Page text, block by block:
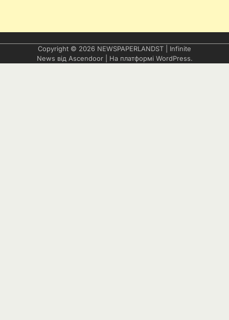
Copyright © 2026 NEWSPAPERLANDST | Infinite
News від Ascendoor| На платформі WordPress.